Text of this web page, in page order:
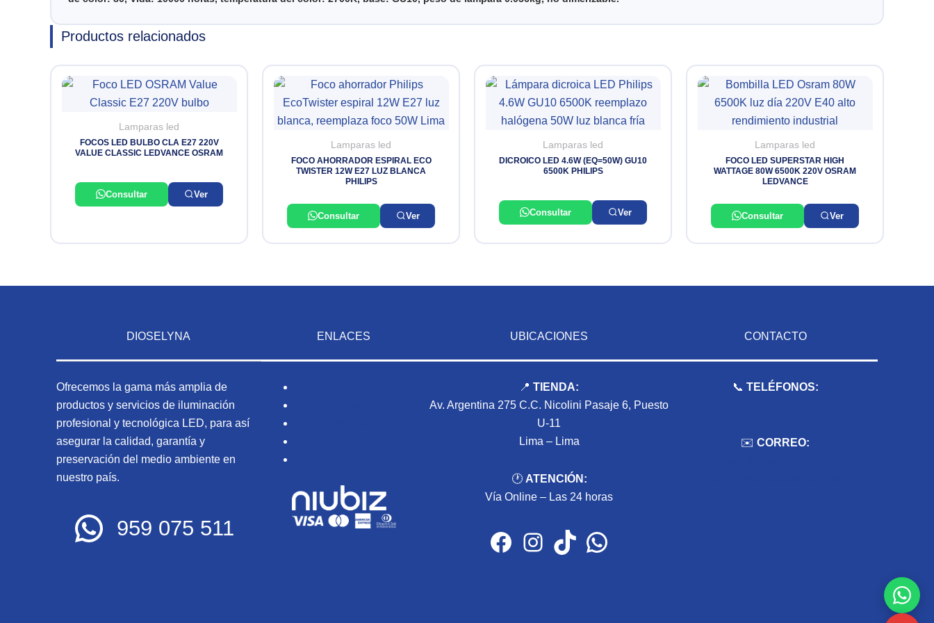
Productos relacionados
Lamparas led
FOCOS LED BULBO CLA E27 220V
VALUE CLASSIC LEDVANCE OSRAM
Consultar Ver
Lamparas led
FOCO AHORRADOR ESPIRAL ECO
TWISTER 12W E27 LUZ BLANCA
PHILIPS
Consultar Ver
Lamparas led
DICROICO LED 4.6W (EQ=50W) GU10
6500K PHILIPS
Consultar Ver
Lamparas led
FOCO LED SUPERSTAR HIGH
WATTAGE 80W 6500K 220V OSRAM
LEDVANCE
Consultar Ver
DIOSELYNA
Ofrecemos la gama más amplia de
productos y servicios de iluminación
profesional y tecnológica LED, para así
asegurar la calidad, garantía y
preservación del medio ambiente en
nuestro país.
959 075 511
ENLACES UBICACIONES
📍TIENDA:
Av. Argentina 275 C.C. Nicolini Pasaje 6, Puesto
U-11
Lima – Lima
🕐 ATENCIÓN:
Vía Online – Las 24 horas
Facebook Instagram TikTok WhatsApp
CONTACTO
📞 TELÉFONOS:
✉️CORREO: